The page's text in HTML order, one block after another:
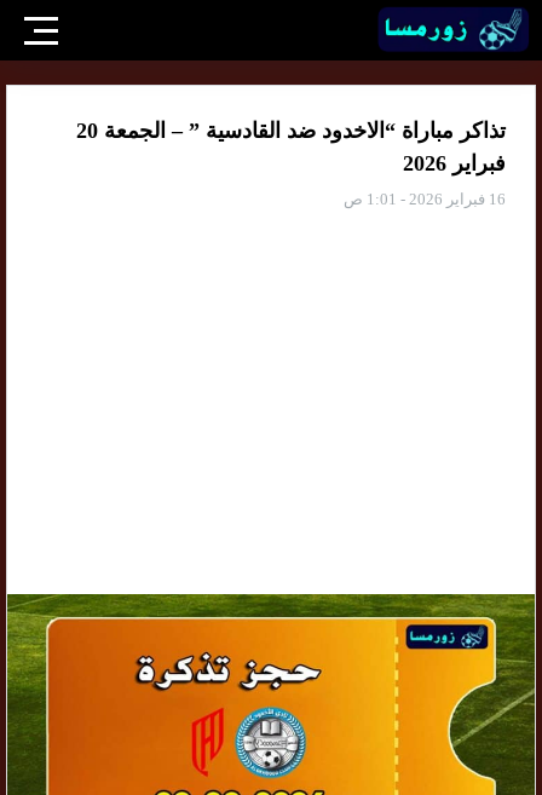
تذاكر مباراة “الاخدود ضد القادسية ” – الجمعة 20
فبراير 2026
16 فبراير 2026 - 1:01 ص